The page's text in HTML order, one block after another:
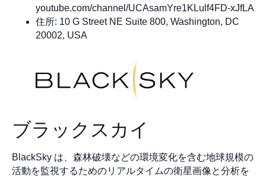
youtube.com/channel/UCAsamYre1KLulf4FD-xJfLA
住所: 10 G Street NE Suite 800, Washington, DC
20002, USA
ブラックスカイ
BlackSky は、森林破壊などの環境変化を含む地球規模の
活動を監視するためのリアルタイムの衛星画像と分析を